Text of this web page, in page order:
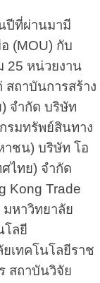
ที่ผ่านมามี
(MOU) กับ
25 หน่วยงาน
ถาบันการสร้าง
จำกัด บริษัท
รมทรัพย์สินทาง
ชน) บริษัท โอ
ไทย) จำกัด
Kong Trade
มหาวิทยาลัย
ลยี
เทคโนโลยีราช
สถาบันวิจัย